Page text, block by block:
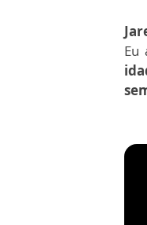
Eu